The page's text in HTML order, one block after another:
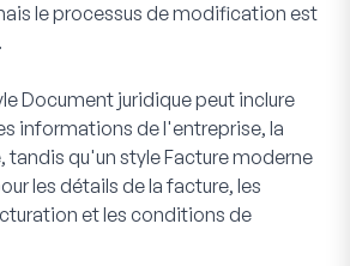
le processus de modification est
Document juridiquepeut inclure
informations de l'entreprise, la
tandis qu'un styleFacture moderne
les détails de la facture, les
et les conditions de